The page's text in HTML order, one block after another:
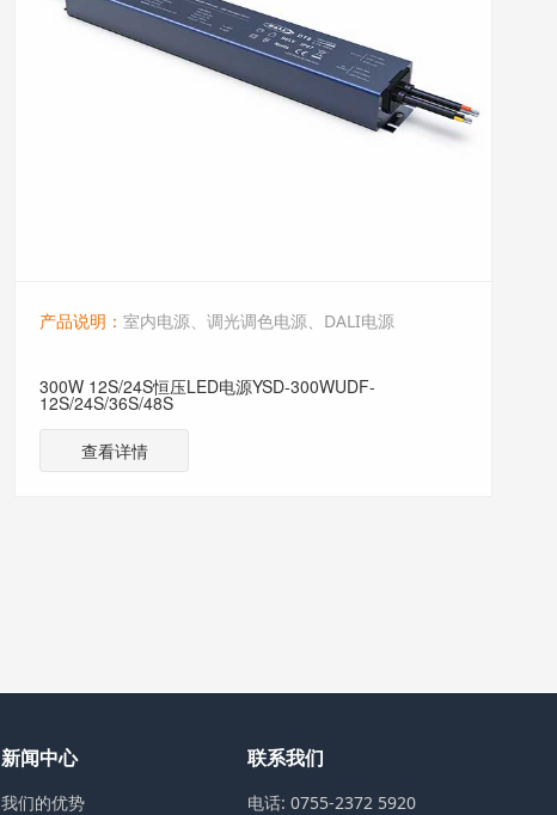
产品说明： 室内电源、调光调色电源、DALI电源
300W 12S/24S恒压LED电源YSD-300WUDF-
12S/24S/36S/48S
查看详情
新闻中心
我们的优势
联系我们
电话: 0755-2372 5920